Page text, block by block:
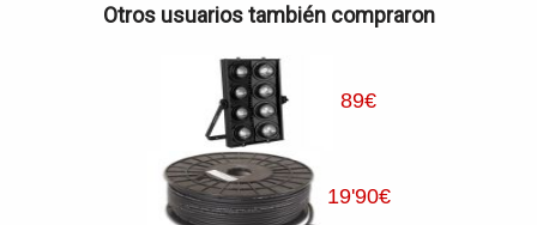
Otros usuarios también compraron
89€
19'90€